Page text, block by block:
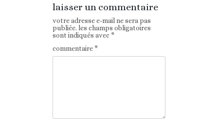
laisser un commentaire
votre adresse e-mail ne sera pas
publiée. les champs obligatoires
sont indiqués avec*
commentaire*